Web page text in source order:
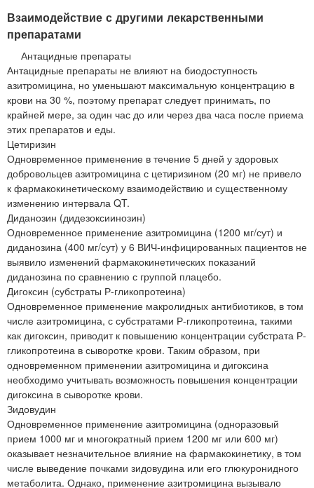
Взаимодействие с другими лекарственными
препаратами
Антацидные препараты
Антацидные препараты не влияют на биодоступность
азитромицина, но уменьшают максимальную концентрацию в
крови на 30 %, поэтому препарат следует принимать, по
крайней мере, за один час до или через два часа после приема
этих препаратов и еды.
Цетиризин
Одновременное применение в течение 5 дней у здоровых
добровольцев азитромицина с цетиризином (20 мг) не привело
к фармакокинетическому взаимодействию и существенному
изменению интервала QT.
Диданозин (дидезоксиинозин)
Одновременное применение азитромицина (1200 мг/сут) и
диданозина (400 мг/сут) у 6 ВИЧ-инфицированных пациентов не
выявило изменений фармакокинетических показаний
диданозина по сравнению с группой плацебо.
Дигоксин (субстраты Р-гликопротеина)
Одновременное применение макролидных антибиотиков, в том
числе азитромицина, с субстратами Р-гликопротеина, такими
как дигоксин, приводит к повышению концентрации субстрата Р-
гликопротеина в сыворотке крови. Таким образом, при
одновременном применении азитромицина и дигоксина
необходимо учитывать возможность повышения концентрации
дигоксина в сыворотке крови.
Зидовудин
Одновременное применение азитромицина (одноразовый
прием 1000 мг и многократный прием 1200 мг или 600 мг)
оказывает незначительное влияние на фармакокинетику, в том
числе выведение почками зидовудина или его глюкуронидного
метаболита. Однако, применение азитромицина вызывало